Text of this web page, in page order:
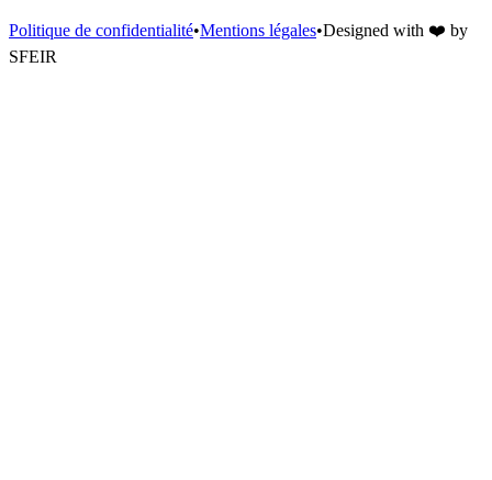
Politique de confidentialité•Mentions légales•Designed with ❤️ by
SFEIR